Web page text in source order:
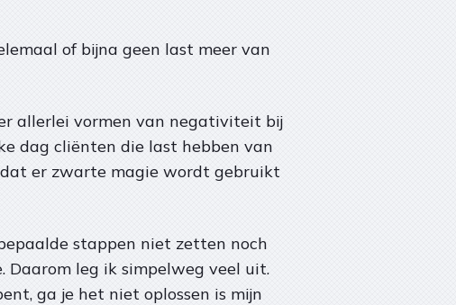
of bijna geen last meer van
allerlei vormen van negativiteit bij
dag cliënten die last hebben van
er zwarte magie wordt gebruikt
stappen niet zetten noch
Daarom leg ik simpelweg veel uit.
ga je het niet oplossen is mijn